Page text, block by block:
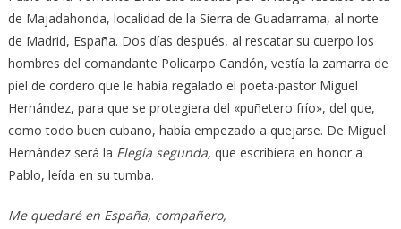
de Majadahonda, localidad de la Sierra de Guadarrama, al norte
de Madrid, España. Dos días después, al rescatar su cuerpo los
hombres del comandante Policarpo Candón, vestía la zamarra de
piel de cordero que le había regalado el poeta-pastor Miguel
Hernández, para que se protegiera del «puñetero frío», del que,
como todo buen cubano, había empezado a quejarse. De Miguel
Hernández será la Elegía segunda, que escribiera en honor a
Pablo, leída en su tumba.
Me quedaré en España, compañero,